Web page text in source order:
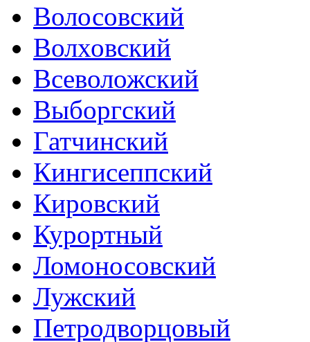
Волосовский
Волховский
Всеволожский
Выборгский
Гатчинский
Кингисеппский
Кировский
Курортный
Ломоносовский
Лужский
Петродворцовый